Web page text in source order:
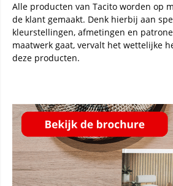
Alle producten van Tacito worden op
de klant gemaakt. Denk hierbij aan
kleurstellingen, afmetingen en
maatwerk gaat, vervalt het wettelijke
deze producten.